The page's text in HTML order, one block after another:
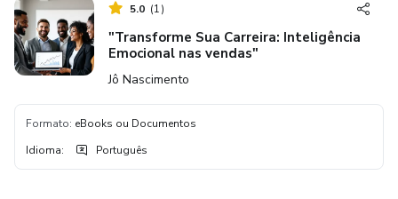
5.0 (1)
"Transforme Sua Carreira: Inteligência
Emocional nas vendas"
Jô Nascimento
Formato: eBooks ou Documentos
Idioma: Português